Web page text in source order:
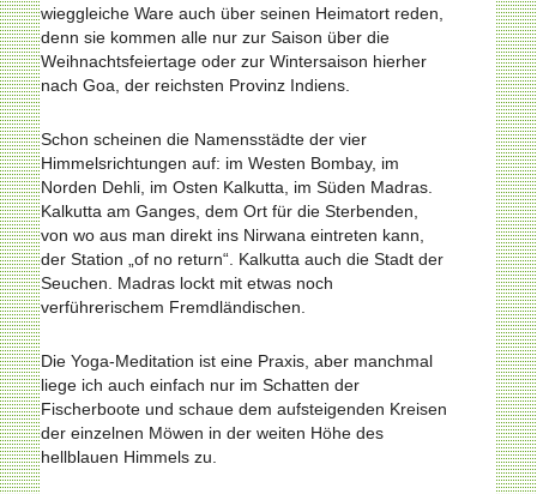
wieggleiche Ware auch über seinen Heimatort reden,
denn sie kommen alle nur zur Saison über die
Weihnachtsfeiertage oder zur Wintersaison hierher
nach Goa, der reichsten Provinz Indiens.
Schon scheinen die Namensstädte der vier
Himmelsrichtungen auf: im Westen Bombay, im
Norden Dehli, im Osten Kalkutta, im Süden Madras.
Kalkutta am Ganges, dem Ort für die Sterbenden,
von wo aus man direkt ins Nirwana eintreten kann,
der Station „of no return“. Kalkutta auch die Stadt der
Seuchen. Madras lockt mit etwas noch
verführerischem Fremdländischen.
Die Yoga-Meditation ist eine Praxis, aber manchmal
liege ich auch einfach nur im Schatten der
Fischerboote und schaue dem aufsteigenden Kreisen
der einzelnen Möwen in der weiten Höhe des
hellblauen Himmels zu.